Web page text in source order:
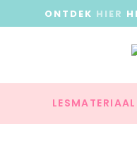
ONTDEK HIER
LESMATERIAAL